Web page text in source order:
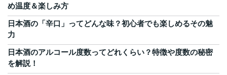
め温度＆楽しみ方
日本酒の「辛口」ってどんな味？初心者でも楽しめるその魅
力
日本酒のアルコール度数ってどれくらい？特徴や度数の秘密
を解説！